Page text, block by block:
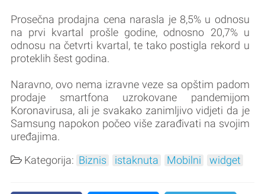
Prosečna prodajna cena narasla je 8,5% u odnosu
na prvi kvartal prošle godine, odnosno 20,7% u
odnosu na četvrti kvartal, te tako postigla rekord u
proteklih šest godina.
Naravno, ovo nema izravne veze sa opštim padom
prodaje smartfona uzrokovane pandemijom
Koronavirusa, ali je svakako zanimljivo vidjeti da je
Samsung napokon počeo više zarađivati na svojim
uređajima.
Kategorija: Biznis istaknuta Mobilni widget